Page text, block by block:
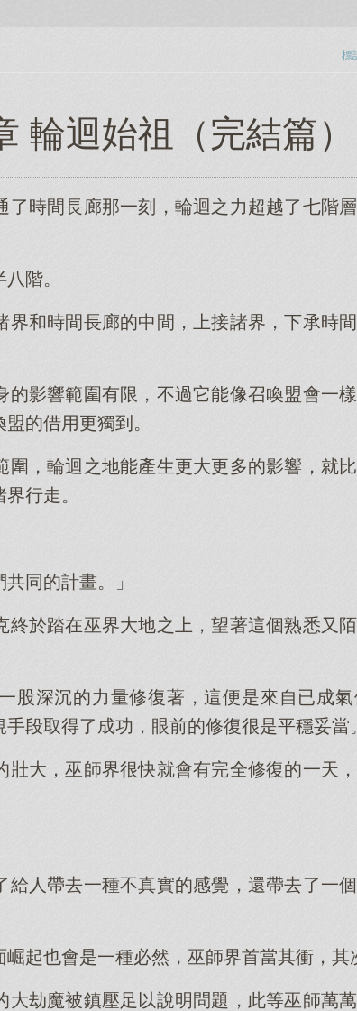
標
輪迴始祖（完結篇）
時間長廊那一刻，輪迴之力超越了七階
階。
界和時間長廊的中間，上接諸界，下承時
的影響範圍有限，不過它能像召喚盟會一
的借用更獨到。
，輪迴之地能產生更大更多的影響，就
行走。
同的計畫。」
終於踏在巫界大地之上，望著這個熟悉又
股深沉的力量修復著，這便是來自已成
段取得了成功，眼前的修復很是平穩妥當。
壯大，巫師界很快就會有完全修復的一天
給人帶去一種不真實的感覺，還帶去了一
起也會是一種必然，巫師界首當其衝，其
大劫魔被鎮壓足以說明問題，此等巫師萬